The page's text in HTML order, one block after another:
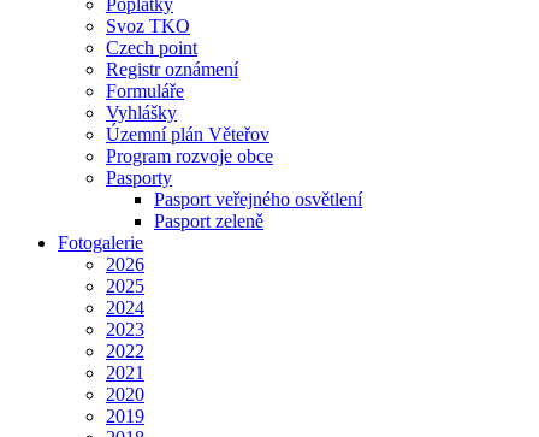
Poplatky
Svoz TKO
Czech point
Registr oznámení
Formuláře
Vyhlášky
Územní plán Věteřov
Program rozvoje obce
Pasporty
Pasport veřejného osvětlení
Pasport zeleně
Fotogalerie
2026
2025
2024
2023
2022
2021
2020
2019